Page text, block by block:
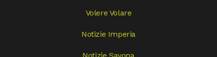
Volere Volare
Notizie Imperia